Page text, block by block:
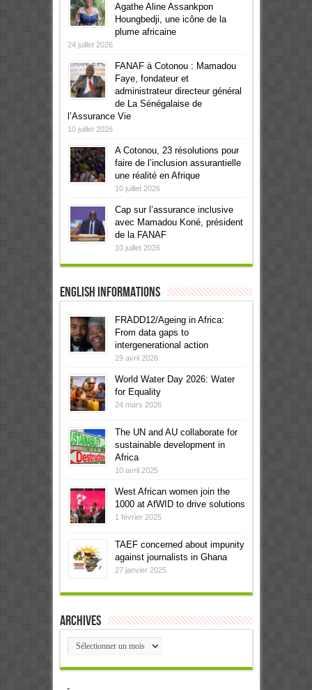
Agathe Aline Assankpon
Houngbedji, une icône de la
plume africaine
24 juillet 2026
FANAF à Cotonou : Mamadou
Faye, fondateur et
administrateur directeur général
de La Sénégalaise de
l’Assurance Vie
10 juillet 2026
A Cotonou, 23 résolutions pour
faire de l’inclusion assurantielle
une réalité en Afrique
10 juillet 2026
Cap sur l’assurance inclusive
avec Mamadou Koné, président
de la FANAF
10 juillet 2026
English informations
FRADD12/Ageing in Africa:
From data gaps to
intergenerational action
29 avril 2026
World Water Day 2026: Water
for Equality
24 mars 2026
The UN and AU collaborate for
sustainable development in
Africa
10 avril 2025
West African women join the
1000 at AfWID to drive solutions
1 février 2025
TAEF concerned about impunity
against journalists in Ghana
27 janvier 2025
Archives
Archives